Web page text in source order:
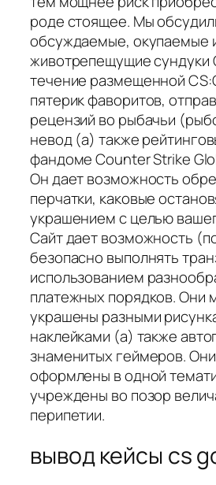
роде стоящее. Мы
обсуждаемые, окупаемые
животрепещущие сундуки
течение размещенной
пятерик фаворитов,
рецензий во рыбачьи
невод (а) также
фандоме Counter Strike
Он дает возможность
перчатки, каковые
украшением с целью
Сайт дает возможность
безопасно выполнять
использованием
платежных порядков. Они
украшены разными
наклейками (а) также
знаменитых геймеров.
оформлены в одной
учреждены во позор
перипетии.
вывод кейсы cs